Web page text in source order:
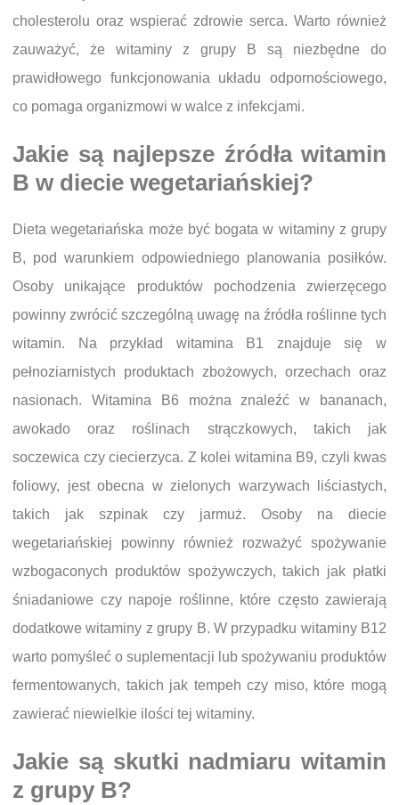
cholesterolu oraz wspierać zdrowie serca. Warto również
zauważyć, że witaminy z grupy B są niezbędne do
prawidłowego funkcjonowania układu odpornościowego,
co pomaga organizmowi w walce z infekcjami.
Jakie są najlepsze źródła witamin
B w diecie wegetariańskiej?
Dieta wegetariańska może być bogata w witaminy z grupy
B, pod warunkiem odpowiedniego planowania posiłków.
Osoby unikające produktów pochodzenia zwierzęcego
powinny zwrócić szczególną uwagę na źródła roślinne tych
witamin. Na przykład witamina B1 znajduje się w
pełnoziarnistych produktach zbożowych, orzechach oraz
nasionach. Witamina B6 można znaleźć w bananach,
awokado oraz roślinach strączkowych, takich jak
soczewica czy ciecierzyca. Z kolei witamina B9, czyli kwas
foliowy, jest obecna w zielonych warzywach liściastych,
takich jak szpinak czy jarmuż. Osoby na diecie
wegetariańskiej powinny również rozważyć spożywanie
wzbogaconych produktów spożywczych, takich jak płatki
śniadaniowe czy napoje roślinne, które często zawierają
dodatkowe witaminy z grupy B. W przypadku witaminy B12
warto pomyśleć o suplementacji lub spożywaniu produktów
fermentowanych, takich jak tempeh czy miso, które mogą
zawierać niewielkie ilości tej witaminy.
Jakie są skutki nadmiaru witamin
z grupy B?